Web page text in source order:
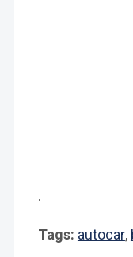
.
Tags: autocar,